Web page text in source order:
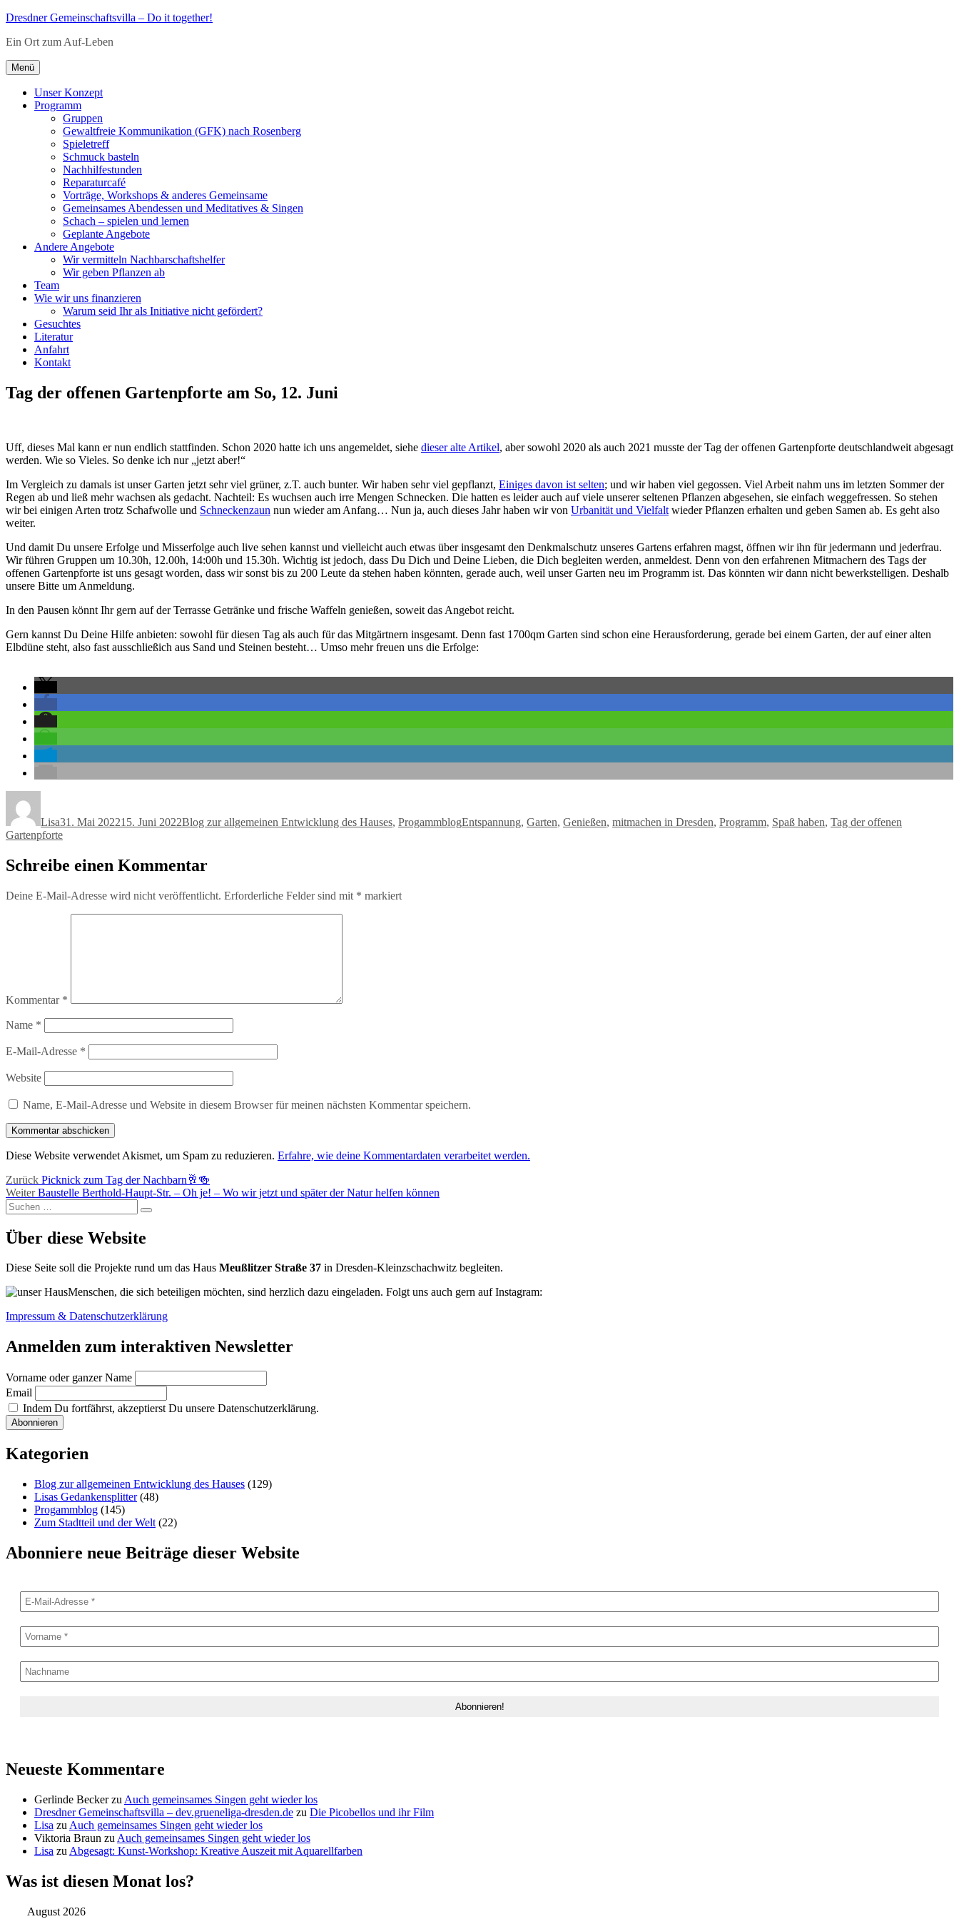
Zum
springen
Dresdner Gemeinschaftsvilla – Do it together!
Ein Ort zum Auf-Leben
Menü
Unser Konzept
Programm
Gruppen
Gewaltfreie Kommunikation (GFK) nach Rosenberg
Spieletreff
Schmuck basteln
Nachhilfestunden
Reparaturcafé
Vorträge, Workshops & anderes Gemeinsame
Gemeinsames Abendessen und Meditatives & Singen
Schach – spielen und lernen
Geplante Angebote
Andere Angebote
Wir vermitteln Nachbarschaftshelfer
Wir geben Pflanzen ab
Team
Wie wir uns finanzieren
Warum seid Ihr als Initiative nicht gefördert?
Gesuchtes
Literatur
Anfahrt
Kontakt
Tag der offenen Gartenpforte am So, 12. Juni
Uff, dieses Mal kann er nun endlich stattfinden. Schon 2020 hatte ich uns angemeldet, siehe dieser alte Artikel, aber sowohl 2020 als auch 2021 musste der Tag der offenen Gartenpforte deutschlandweit abgesagt
werden. Wie so Vieles. So denke ich nur „jetzt aber!“
Im Vergleich zu damals ist unser Garten jetzt sehr viel grüner, z.T. auch bunter. Wir haben sehr viel gepflanzt, Einiges davon ist selten; und wir haben viel gegossen. Viel Arbeit nahm uns im letzten Sommer der
Regen ab und ließ mehr wachsen als gedacht. Nachteil: Es wuchsen auch irre Mengen Schnecken. Die hatten es leider auch auf viele unserer seltenen Pflanzen abgesehen, sie einfach weggefressen. So stehen
wir bei einigen Arten trotz Schafwolle und Schneckenzaun nun wieder am Anfang… Nun ja, auch dieses Jahr haben wir von Urbanität und Vielfalt wieder Pflanzen erhalten und geben Samen ab. Es geht also
weiter.
Und damit Du unsere Erfolge und Misserfolge auch live sehen kannst und vielleicht auch etwas über insgesamt den Denkmalschutz unseres Gartens erfahren magst, öffnen wir ihn für jedermann und jederfrau.
Wir führen Gruppen um 10.30h, 12.00h, 14:00h und 15.30h. Wichtig ist jedoch, dass Du Dich und Deine Lieben, die Dich begleiten werden, anmeldest. Denn von den erfahrenen Mitmachern des Tags der
offenen Gartenpforte ist uns gesagt worden, dass wir sonst bis zu 200 Leute da stehen haben könnten, gerade auch, weil unser Garten neu im Programm ist. Das könnten wir dann nicht bewerkstelligen. Deshalb
unsere Bitte um Anmeldung.
In den Pausen könnt Ihr gern auf der Terrasse Getränke und frische Waffeln genießen, soweit das Angebot reicht.
Gern kannst Du Deine Hilfe anbieten: sowohl für diesen Tag als auch für das Mitgärtnern insgesamt. Denn fast 1700qm Garten sind schon eine Herausforderung, gerade bei einem Garten, der auf einer alten
Elbdüne steht, also fast ausschließich aus Sand und Steinen besteht… Umso mehr freuen uns die Erfolge:
Lisa31. Mai 202215. Juni 2022Blog zur allgemeinen Entwicklung des Hauses, ProgammblogEntspannung, Garten, Genießen, mitmachen in Dresden, Programm, Spaß haben, Tag der offenen
Gartenpforte
Schreibe einen Kommentar
Deine E-Mail-Adresse wird nicht veröffentlicht. Erforderliche Felder sind mit * markiert
Kommentar *
Name *
E-Mail-Adresse *
Website
Name, E-Mail-Adresse und Website in diesem Browser für meinen nächsten Kommentar speichern.
Diese Website verwendet Akismet, um Spam zu reduzieren. Erfahre, wie deine Kommentardaten verarbeitet werden.
Beitragsnavigation
Zurück Vorheriger
Beitrag:
Picknick zum Tag der Nachbarn🥂🍻
Weiter Nächster
Beitrag:
Baustelle Berthold-Haupt-Str. – Oh je! – Wo wir jetzt und später der Natur helfen können
Suchen
nach:
Suchen
Über diese Website
Diese Seite soll die Projekte rund um das Haus Meußlitzer Straße 37 in Dresden-Kleinzschachwitz begleiten.
Menschen, die sich beteiligen möchten, sind herzlich dazu eingeladen. Folgt uns auch gern auf Instagram:
Impressum & Datenschutzerklärung
Anmelden zum interaktiven Newsletter
Vorname oder ganzer Name
Email
Indem Du fortfährst, akzeptierst Du unsere Datenschutzerklärung.
Kategorien
Blog zur allgemeinen Entwicklung des Hauses (129)
Lisas Gedankensplitter(48)
Progammblog (145)
Zum Stadtteil und der Welt (22)
Abonniere neue Beiträge dieser Website
Neueste Kommentare
Gerlinde Beckerzu Auch gemeinsames Singen geht wieder los
Dresdner Gemeinschaftsvilla – dev.grueneliga-dresden.de zu Die Picobellos und ihr Film
Lisa zu Auch gemeinsames Singen geht wieder los
Viktoria Braun zu Auch gemeinsames Singen geht wieder los
Lisa zu Abgesagt: Kunst-Workshop: Kreative Auszeit mit Aquarellfarben
Was ist diesen Monat los?
August 2026